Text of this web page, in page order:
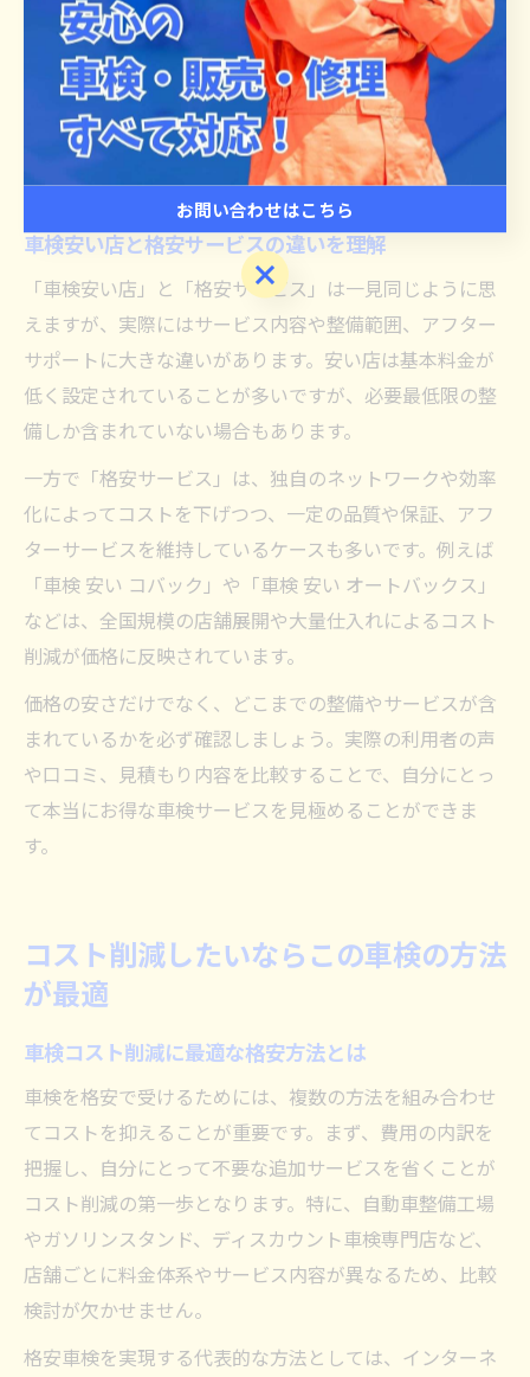
店舗が存在します。
ランキングを鵜呑みにせず、実際の見積もりやサービス
内容を自分の目で確認することが最も重要です。ランキ
ングを出発点として、気になる業者には直接問い合わせ
てみると納得のいく選択ができるでしょう。
車検安い店と格安サービスの違いを理解
「車検安い店」と「格安サービス」は一見同じように思
えますが、実際にはサービス内容や整備範囲、アフター
サポートに大きな違いがあります。安い店は基本料金が
低く設定されていることが多いですが、必要最低限の整
備しか含まれていない場合もあります。
一方で「格安サービス」は、独自のネットワークや効率
化によってコストを下げつつ、一定の品質や保証、アフ
ターサービスを維持しているケースも多いです。例えば
「車検 安い コバック」や「車検 安い オートバックス」
などは、全国規模の店舗展開や大量仕入れによるコスト
削減が価格に反映されています。
価格の安さだけでなく、どこまでの整備やサービスが含
まれているかを必ず確認しましょう。実際の利用者の声
や口コミ、見積もり内容を比較することで、自分にとっ
て本当にお得な車検サービスを見極めることができま
す。
コスト削減したいならこの車検の方法
が最適
車検コスト削減に最適な格安方法とは
車検を格安で受けるためには、複数の方法を組み合わせ
てコストを抑えることが重要です。まず、費用の内訳を
把握し、自分にとって不要な追加サービスを省くことが
コスト削減の第一歩となります。特に、自動車整備工場
やガソリンスタンド、ディスカウント車検専門店など、
店舗ごとに料金体系やサービス内容が異なるため、比較
検討が欠かせません。
格安車検を実現する代表的な方法としては、インターネ
お問い合わせはこちら
お問い合わせはこちら